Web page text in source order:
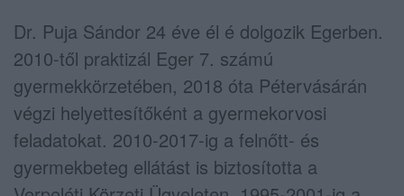
Dr. Puja Sándor 24 éve él é dolgozik Egerben.
2010-től praktizál Eger 7. számú
gyermekkörzetében, 2018 óta Pétervásárán
végzi helyettesítőként a gyermekorvosi
feladatokat. 2010-2017-ig a felnőtt- és
gyermekbeteg ellátást is biztosította a